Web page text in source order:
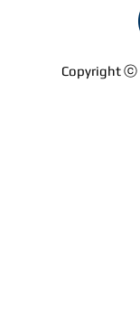
Copyright ⓒ